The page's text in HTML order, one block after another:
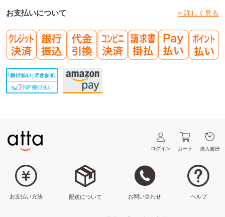
お支払いについて > 詳しく見る
ログイン カート 購入履歴
お支払い方法 配送について お問い合わせ ヘルプ